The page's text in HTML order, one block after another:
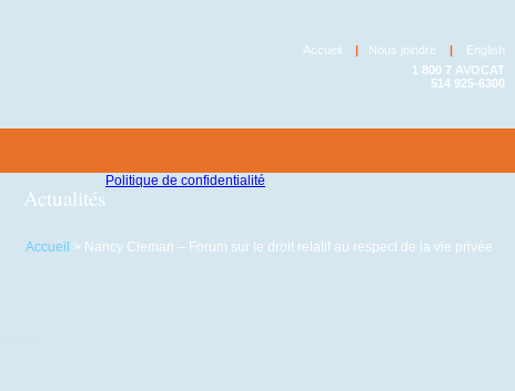
Accueil | Nous joindre |
English
1 800 7 AVOCAT
514 925-6300
Actualités
Accueil > Nancy Cleman – Forum sur le droit relatif au respect de la vie privée
Politique de confidentialité